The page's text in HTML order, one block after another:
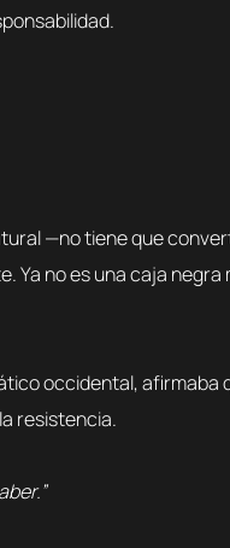
—no tiene que
no es una caja
occidental,
resistencia.